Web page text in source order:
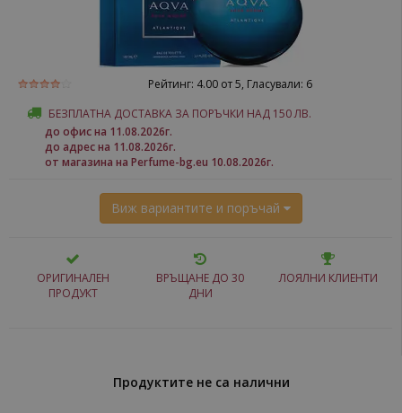
Рейтинг: 4.00от 5, Гласували: 6
БЕЗПЛАТНА ДОСТАВКА ЗА ПОРЪЧКИ НАД 150 ЛВ.
до офис на 11.08.2026г.
до адрес на 11.08.2026г.
от магазина на Perfume-bg.eu 10.08.2026г.
Виж вариантите и поръчай
ОРИГИНАЛЕН
ПРОДУКТ
ВРЪЩАНЕ ДО 30
ДНИ
ЛОЯЛНИ КЛИЕНТИ
Продуктите не са налични